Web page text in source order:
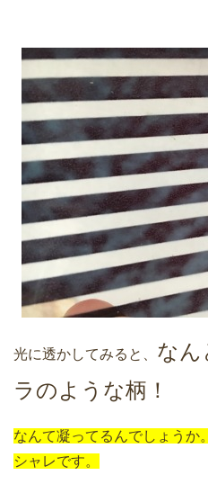
光に透かしてみると、 なん
ラのような柄！
なんて凝ってるんでしょうか
シャレです。